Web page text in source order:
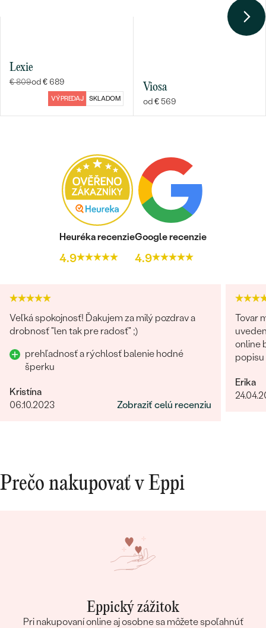
Lexie
€ 809od € 689
VÝPREDAJ SKLADOM
Viosa
od € 569
Heuréka recenzie
4.9
Google recenzie
4.9
Veľká spokojnosť! Ďakujem za milý pozdrav a
drobnosť "len tak pre radosť" ;)
prehľadnosť a rýchlosť balenie hodné
šperku
Kristína
06.10.2023
Zobraziť celú recenziu
Tovar
online
popisu
uistila
Erika
Prečo nakupovať v Eppi
Eppický zážitok
Pri nakupovaní online aj osobne sa môžete spoľahnúť